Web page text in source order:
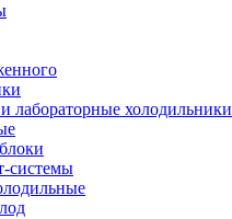
лабораторные холодильники
системы